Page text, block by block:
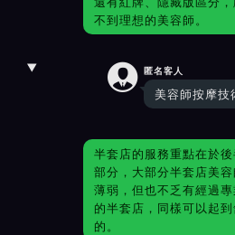
不到理想的美容師。
 匿名客人
美容師按摩技
半套店的服務重點在於
部分，大部分半套店美
薄弱，但也不乏有經過
的半套店，同樣可以起
的。